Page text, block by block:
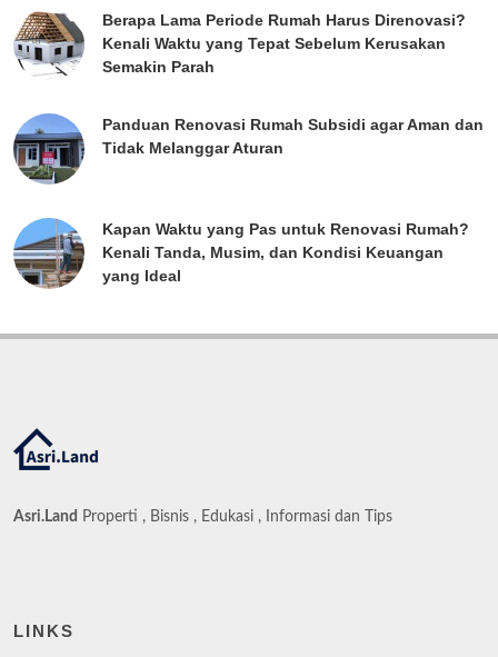
Berapa Lama Periode Rumah Harus Direnovasi?
Kenali Waktu yang Tepat Sebelum Kerusakan
Semakin Parah
Panduan Renovasi Rumah Subsidi agar Aman dan
Tidak Melanggar Aturan
Kapan Waktu yang Pas untuk Renovasi Rumah?
Kenali Tanda, Musim, dan Kondisi Keuangan
yang Ideal
Asri.Land Properti , Bisnis , Edukasi , Informasi dan Tips
LINKS